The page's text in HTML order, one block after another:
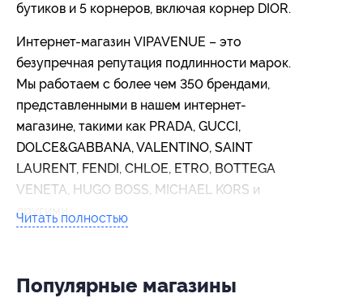
бутиков и 5 корнеров, включая корнер DIOR.
Интернет-магазин VIPAVENUE – это
безупречная репутация подлинности марок.
Мы работаем с более чем 350 брендами,
представленными в нашем интернет-
магазине, такими как PRADA, GUCCI,
DOLCE&GABBANA, VALENTINO, SAINT
LAURENT, FENDI, CHLOE, ETRO, BOTTEGA
VENETA, HUGO BOSS, MICHAEL KORS и
другими.
Читать полностью
Популярные магазины